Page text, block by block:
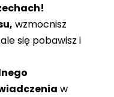
wzmocnisz
się pobawisz i
w